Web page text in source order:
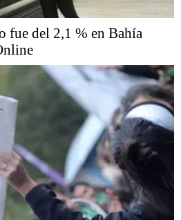
fue del 2,1 % en Bahía